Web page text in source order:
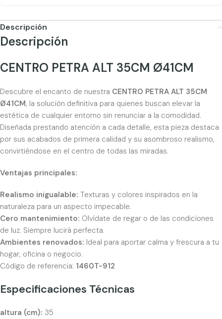
Descripción
Descripción
CENTRO PETRA ALT 35CM Ø41CM
Descubre el encanto de nuestra CENTRO PETRA ALT 35CM
Ø41CM, la solución definitiva para quienes buscan elevar la
estética de cualquier entorno sin renunciar a la comodidad.
Diseñada prestando atención a cada detalle, esta pieza destaca
por sus acabados de primera calidad y su asombroso realismo,
convirtiéndose en el centro de todas las miradas.
Ventajas principales:
Realismo inigualable: Texturas y colores inspirados en la
naturaleza para un aspecto impecable.
Cero mantenimiento: Olvídate de regar o de las condiciones
de luz. Siempre lucirá perfecta.
Ambientes renovados: Ideal para aportar calma y frescura a tu
hogar, oficina o negocio.
Código de referencia: 1460T-912
Especificaciones Técnicas
altura (cm): 35